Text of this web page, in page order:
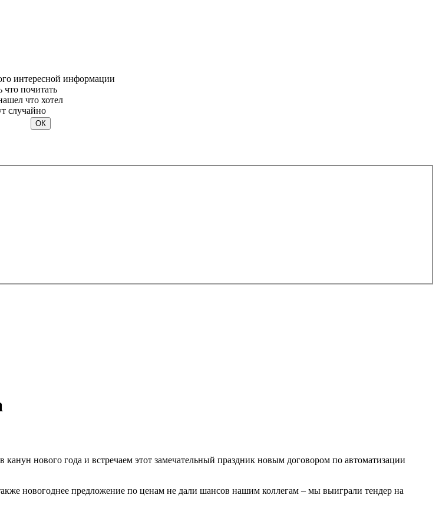
интересной информации
что почитать
что хотел
случайно
нового года и встречаем этот замечательный праздник новым договором по автоматизации
новогоднее предложение по ценам не дали шансов нашим коллегам – мы выиграли тендер на